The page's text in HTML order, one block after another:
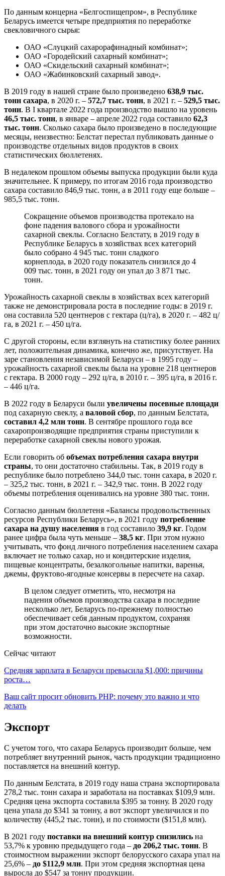
По данным концерна «Белгоспищепром», в Республике
Беларусь имеется четыре предприятия по переработке
свекловичного сырья:
ОАО «Слуцкий сахарорафинадный комбинат»;
ОАО «Городейский сахарный комбинат»;
ОАО «Скидельский сахарный комбинат»;
ОАО «Жабинковский сахарный завод».
В 2019 году в нашей стране было произведено 638,9 тыс.
тонн сахара, в 2020 г. – 572,7 тыс. тонн, в 2021 г. – 529,5 тыс.
тонн. В I квартале 2022 года производство вышло на уровень
46,5 тыс. тонн, в январе – апреле 2022 года составило 62,3
тыс. тонн. Сколько сахара было произведено в последующие
месяцы, неизвестно: Белстат перестал публиковать данные о
производстве отдельных видов продуктов в своих
статистических бюллетенях.
В недалеком прошлом объемы выпуска продукции были куда
значительнее. К примеру, по итогам 2016 года производство
сахара составило 846,9 тыс. тонн, а в 2011 году еще больше –
985,5 тыс. тонн.
Сокращение объемов производства протекало на
фоне падения валового сбора и урожайности
сахарной свеклы. Согласно Белстату, в 2019 году в
Республике Беларусь в хозяйствах всех категорий
было собрано 4 945 тыс. тонн сладкого
корнеплода, в 2020 году показатель снизился до 4
009 тыс. тонн, в 2021 году он упал до 3 871 тыс.
тонн.
Урожайность сахарной свеклы в хозяйствах всех категорий
также не демонстрировала роста в последние годы: в 2019 г.
она составила 520 центнеров с гектара (ц/га), в 2020 г. – 482 ц/
га, в 2021 г. – 450 ц/га.
С другой стороны, если взглянуть на статистику более ранних
лет, положительная динамика, конечно же, присутствует. На
заре становления независимой Беларуси – в 1995 году –
урожайность сахарной свеклы была на уровне 218 центнеров
с гектара. В 2000 году – 292 ц/га, в 2010 г. – 395 ц/га, в 2016 г.
– 446 ц/га.
В 2022 году в Беларуси были увеличены посевные площади
под сахарную свеклу, а валовой сбор, по данным Белстата,
составил 4,2 млн тонн. В сентябре прошлого года все
сахаропроизводящие предприятия страны приступили к
переработке сахарной свеклы нового урожая.
Если говорить об объемах потребления сахара внутри
страны, то они достаточно стабильны. Так, в 2019 году в
республике было потреблено 344,0 тыс. тонн сахара, в 2020 г.
– 325,2 тыс. тонн, в 2021 г. – 342,9 тыс. тонн. В 2022 году
объемы потребления оценивались на уровне 380 тыс. тонн.
Согласно данным бюллетеня «Балансы продовольственных
ресурсов Республики Беларусь», в 2021 году потребление
сахара на душу населения в год составило 39,9 кг. Годом
ранее цифра была чуть меньше – 38,5 кг. При этом нужно
учитывать, что фонд личного потребления населением сахара
включает не только сахар, но и кондитерские изделия,
пищевые концентраты, безалкогольные напитки, варенья,
джемы, фруктово-ягодные консервы в пересчете на сахар.
В целом следует отметить, что, несмотря на
падения объемов производства сахара в последние
несколько лет, Беларусь по-прежнему полностью
обеспечивает себя данным продуктом, сохраняя
при этом достаточно высокие экспортные
возможности.
Сейчас читают
Средняя зарплата в Беларуси превысила $1,000: причины
роста…
Ваш сайт просит обновить PHP: почему это важно и что
делать
Экспорт
С учетом того, что сахара Беларусь производит больше, чем
потребляет внутренний рынок, часть продукции традиционно
поставляется на внешний контур.
По данным Белстата, в 2019 году наша страна экспортировала
278,2 тыс. тонн сахара и заработала на поставках $109,9 млн.
Средняя цена экспорта составила $395 за тонну. В 2020 году
цена упала до $341 за тонну, а вот экспорт увеличился и по
количеству (445,2 тыс. тонн), и по стоимости ($151,8 млн).
В 2021 году поставки на внешний контур снизились на
53,7% к уровню предыдущего года – до 206,2 тыс. тонн. В
стоимостном выражении экспорт белорусского сахара упал на
25,6% – до $112,9 млн. При этом средняя экспортная цена
выросла до $547 за тонну продукции.